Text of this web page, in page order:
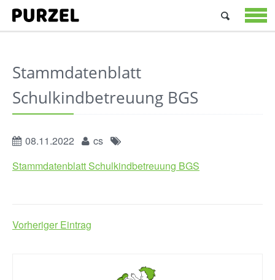
Suchen
nach:
Stammdatenblatt
Schulkindbetreuung BGS
08.11.2022
cs
Stammdatenblatt Schulkindbetreuung BGS
Vorheriger Eintrag